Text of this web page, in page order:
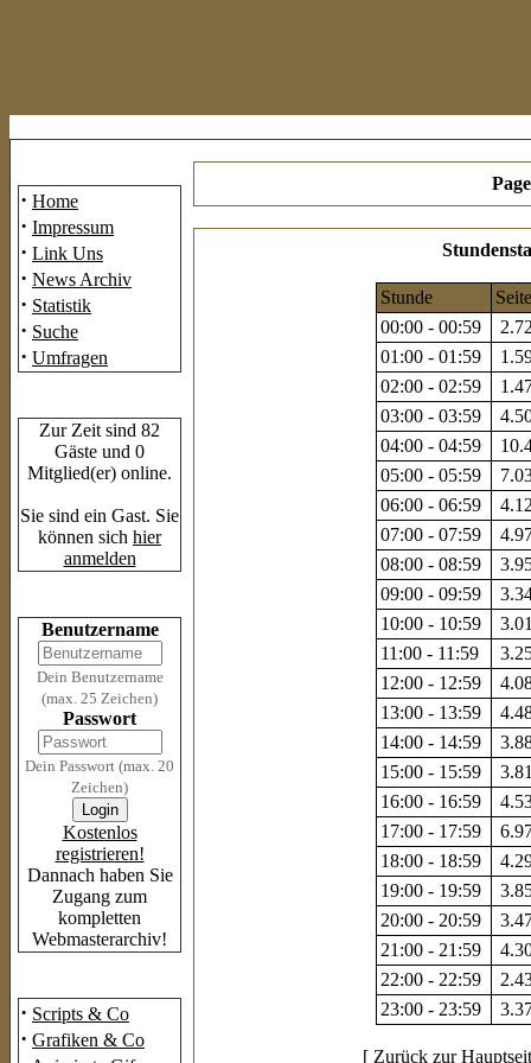
· Home
· Impressum
· Link Uns
· News Archiv
· Statistik
· Suche
· Umfragen
Zur Zeit sind 82
Gäste und 0
Mitglied(er) online.
Sie sind ein Gast. Sie
können sich hier
anmelden
Benutzername
Dein Benutzername
(max. 25 Zeichen)
Passwort
Dein Passwort (max. 20
Zeichen)
Kostenlos
registrieren!
Dannach haben Sie
Zugang zum
kompletten
Webmasterarchiv!
· Scripts & Co
· Grafiken & Co
Stunde
00:00 - 00:59
01:00 - 01:59
02:00 - 02:59
03:00 - 03:59
04:00 - 04:59
05:00 - 05:59
06:00 - 06:59
07:00 - 07:59
08:00 - 08:59
09:00 - 09:59
10:00 - 10:59
11:00 - 11:59
12:00 - 12:59
13:00 - 13:59
14:00 - 14:59
15:00 - 15:59
16:00 - 16:59
17:00 - 17:59
18:00 - 18:59
19:00 - 19:59
20:00 - 20:59
21:00 - 21:59
22:00 - 22:59
23:00 - 23:59
[ Zurück zur